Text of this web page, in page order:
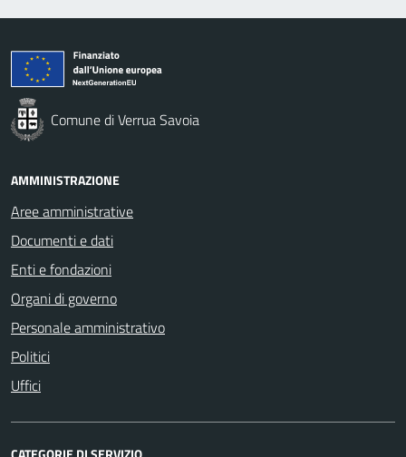
Comune di Verrua Savoia
AMMINISTRAZIONE
Aree amministrative
Documenti e dati
Enti e fondazioni
Organi di governo
Personale amministrativo
Politici
Uffici